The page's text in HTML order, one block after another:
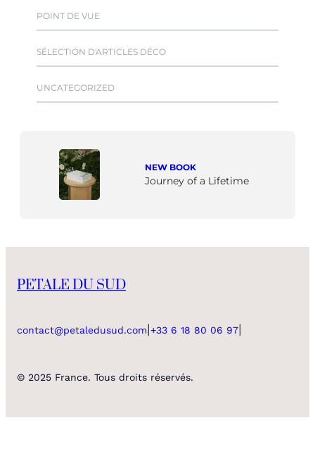
POINT DE VUE
SÉLECTION D'ARTICLES DÉCO
UNCATEGORIZED
NEW BOOK
Journey of a Lifetime
PETALE DU SUD
contact@petaledusud.com +33 6 18 80 06 97
© 2025 France. Tous droits réservés.